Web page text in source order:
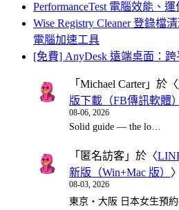
PerformanceTest 電腦效能、
Wise Registry Cleaner 登錄檔
電腦加速工具
[免費] AnyDesk 遠端桌面：
「 Michael Carter」於〈
版下載（FB傳訊軟體）
08-06, 2026
Solid guide — the lo…
「 匿名訪客 」於〈
新版（Win+Mac 版）
08-03, 2026
東京・大阪 日本女生預